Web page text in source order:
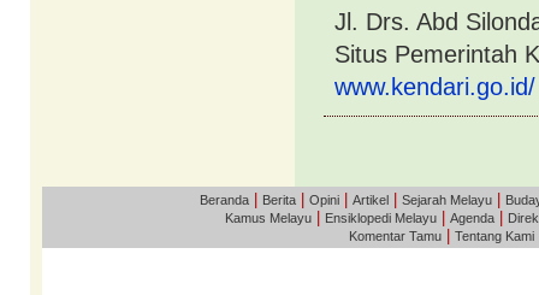
Jl. Drs. Abd
Situs Pemerintah
www.kendari.go.id/
Beranda Berita Opini Artikel Sejarah Melayu
Kamus Melayu
Ensiklopedi Melayu Agenda
Komentar Tamu
Tentang Kami